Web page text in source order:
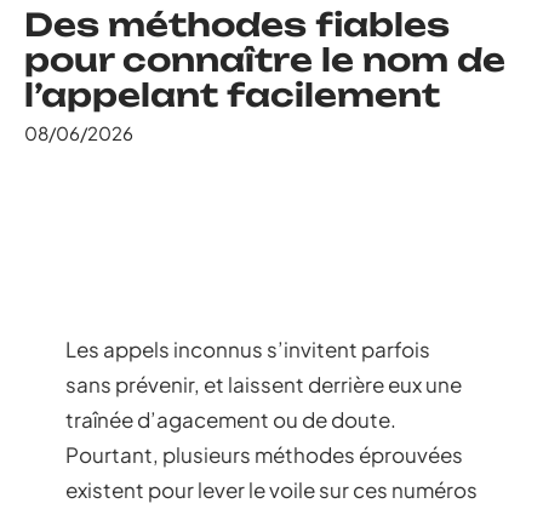
Des méthodes fiables
pour connaître le nom de
l’appelant facilement
08/06/2026
Les appels inconnus s’invitent parfois
sans prévenir, et laissent derrière eux une
traînée d’agacement ou de doute.
Pourtant, plusieurs méthodes éprouvées
existent pour lever le voile sur ces numéros